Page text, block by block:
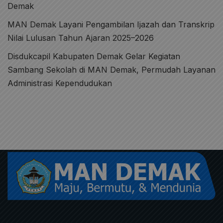
Demak
MAN Demak Layani Pengambilan Ijazah dan Transkrip
Nilai Lulusan Tahun Ajaran 2025–2026
Disdukcapil Kabupaten Demak Gelar Kegiatan
Sambang Sekolah di MAN Demak, Permudah Layanan
Administrasi Kependudukan